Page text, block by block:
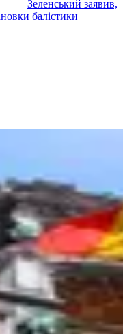
Зеленський заявив,
балістики